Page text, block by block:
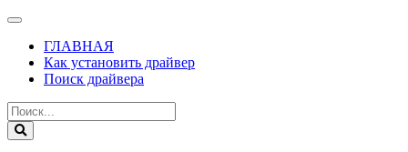
ГЛАВНАЯ
Как установить драйвер
Поиск драйвера